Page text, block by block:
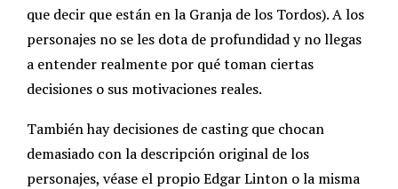
que decir que están en la Granja de los Tordos). A los
personajes no se les dota de profundidad y no llegas
a entender realmente por qué toman ciertas
decisiones o sus motivaciones reales.
También hay decisiones de casting que chocan
demasiado con la descripción original de los
personajes, véase el propio Edgar Linton o la misma